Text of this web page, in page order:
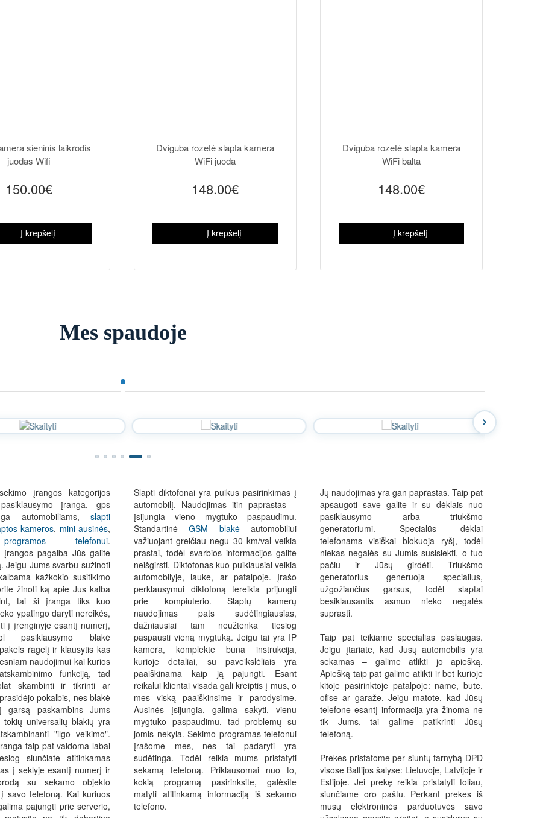
sieninis laikrodis
juodas Wifi
150.00€
Į krepšelį
Dviguba rozetė slapta kamera
WiFi juoda
148.00€
Į krepšelį
Dviguba rozetė slapta kamera
WiFi balta
148.00€
Į krepšelį
Mes spaudoje
įrangos kategorijos
įranga, gps
automobiliams, slapti
kameros, mini ausinės,
telefonui.
įrangos pagalba Jūs galite
Jeigu Jums svarbu sužinoti
kažkokio susitikimo
žinoti ką apie Jus kalba
tai ši įranga tiks kuo
ypatingo daryti nereikės,
į įrenginyje esantį numerį,
pasiklausymo blakė
ragelį ir klausytis kas
naudojimui kai kurios
funkciją, tad
skambinti ir tikrinti ar
pokalbis, nes blakė
garsą paskambins Jums
universalių blakių yra
"ilgo veikimo".
taip pat valdoma labai
siunčiate atitinkamas
į seklyje esantį numerį ir
su sekamo objekto
savo telefoną. Kai kuriuos
pajungti prie serverio,
Slapti diktofonai yra puikus pasirinkimas į
automobilį. Naudojimas itin paprastas –
įsijungia vieno mygtuko paspaudimu.
StandartinėGSM blakėautomobiliui
važiuojant greičiau negu 30 km/val veikia
prastai, todėl svarbios informacijos galite
neišgirsti. Diktofonas kuo puikiausiai veikia
automobilyje, lauke, ar patalpoje. Įrašo
perklausymui diktofoną tereikia prijungti
prie kompiuterio. Slaptų kamerų
naudojimas pats sudėtingiausias,
dažniausiai tam neužtenka tiesiog
paspausti vieną mygtuką. Jeigu tai yra IP
kamera, komplekte būna instrukcija,
kurioje detaliai, su paveikslėliais yra
paaiškinama kaip ją pajungti. Esant
reikalui klientai visada gali kreiptis į mus, o
mes viską paaiškinsime ir parodysime.
Ausinės įsijungia, galima sakyti, vienu
mygtuko paspaudimu, tad problemų su
jomis nekyla. Sekimo programas telefonui
įrašome mes, nes tai padaryti yra
sudėtinga. Todėl reikia mums pristatyti
sekamą telefoną. Priklausomai nuo to,
kokią programą pasirinksite, galėsite
matyti atitinkamą informaciją iš sekamo
telefono.
Jų naudojimas yra gan paprastas. Taip pat
apsaugoti save galite ir su dėklais nuo
pasiklausymo arba triukšmo
generatoriumi. Specialūs dėklai
telefonams visiškai blokuoja ryšį, todėl
niekas negalės su Jumis susisiekti, o tuo
pačiu ir Jūsų girdėti. Triukšmo
generatorius generuoja specialius,
užgožiančius garsus, todėl slaptai
besiklausantis asmuo nieko negalės
suprasti.
Taip pat teikiame specialias paslaugas.
Jeigu įtariate, kad Jūsų automobilis yra
sekamas – galime atlikti jo apiešką.
Apiešką taip pat galime atlikti ir bet kurioje
kitoje pasirinktoje patalpoje: name, bute,
ofise ar garaže. Jeigu matote, kad Jūsų
telefone esantį informacija yra žinoma ne
tik Jums, tai galime patikrinti Jūsų
telefoną.
Prekes pristatome per siuntų tarnybą DPD
visose Baltijos šalyse: Lietuvoje, Latvijoje ir
Estijoje. Jei prekę reikia pristatyti toliau,
siunčiame oro paštu. Perkant prekes iš
mūsų elektroninės parduotuvės savo